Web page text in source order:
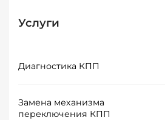
Услуги
Диагностика КПП
Замена механизма
переключения КПП